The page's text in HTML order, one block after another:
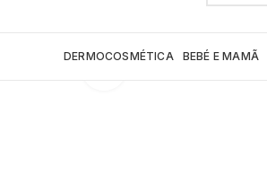
DERMOCOSMÉTICA BEBÉ E MAMÃ